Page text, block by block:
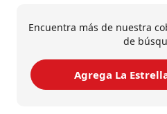
Encuentra más de nuestra
de
Agrega La